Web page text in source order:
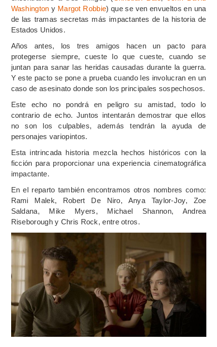
Washington y Margot Robbie) que se ven envueltos en una
de las tramas secretas más impactantes de la historia de
Estados Unidos.
Años antes, los tres amigos hacen un pacto para
protegerse siempre, cueste lo que cueste, cuando se
juntan para sanar las heridas causadas durante la guerra.
Y este pacto se pone a prueba cuando les involucran en un
caso de asesinato donde son los principales sospechosos.
Este echo no pondrá en peligro su amistad, todo lo
contrario de echo. Juntos intentarán demostrar que ellos
no son los culpables, además tendrán la ayuda de
personajes variopintos.
Esta intrincada historia mezcla hechos históricos con la
ficción para proporcionar una experiencia cinematográfica
impactante.
En el reparto también encontramos otros nombres como:
Rami Malek, Robert De Niro, Anya Taylor-Joy, Zoe
Saldana, Mike Myers, Michael Shannon, Andrea
Riseborough y Chris Rock, entre otros.